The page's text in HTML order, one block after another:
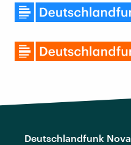
Deutschlandfunk Nova